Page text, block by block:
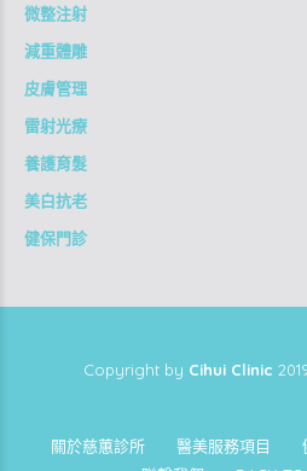
微整注射
減重體雕
皮膚管理
雷射光療
養護育髮
美白抗老
健保門診
Copyright by Cihui Clinic
關於慈蕙診所 醫美服務項目